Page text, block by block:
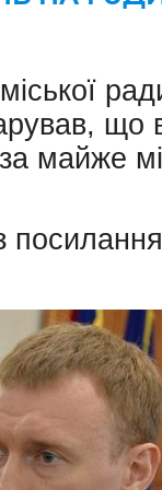
що
майже